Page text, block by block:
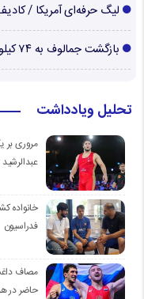
لیگ حرفه‌ای آمریکا /
بازگشت جمالوف به ۷۴ کیلو!
تحلیل ویادداشت
مروری
خانواده
فدراسیون
مصاف
حاضر در